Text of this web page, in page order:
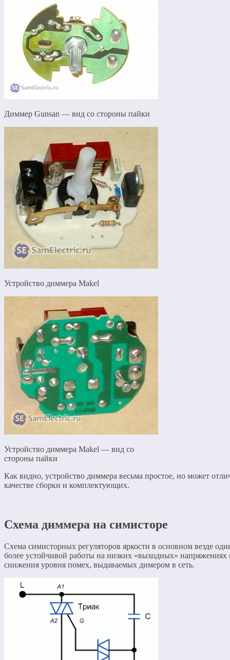
Диммер Gunsan — вид со стороны пайки
Устройство диммера Makel
Устройство диммера Makel — вид со
стороны пайки
Как видно, устройство диммера весьма простое, но может
качестве сборки и комплектующих.
Схема диммера на симисторе
Схема симисторных регуляторов яркости в основном везде
более устойчивой работы на низких «выходных» напряжениях
снижения уровня помех, выдаваемых димером в сеть.